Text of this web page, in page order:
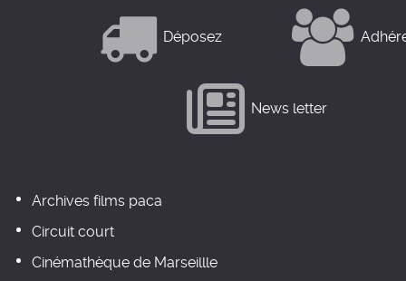
Déposez
News letter
Archives films paca
Circuit court
Cinémathèque de Marseillle